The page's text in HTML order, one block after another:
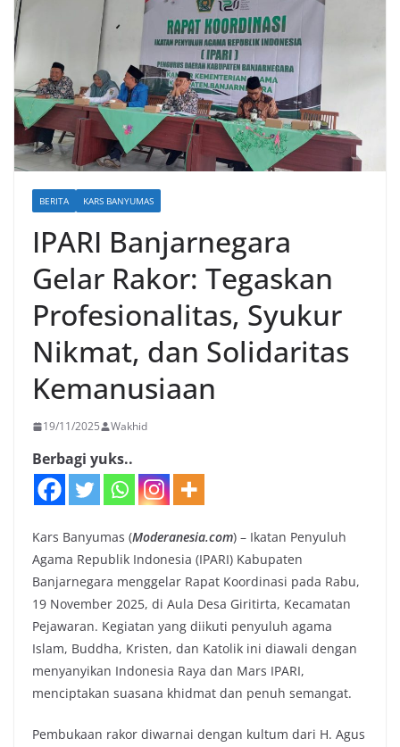
BERITA KARS BANYUMAS
IPARI Banjarnegara
Gelar Rakor: Tegaskan
Profesionalitas, Syukur
Nikmat, dan Solidaritas
Kemanusiaan
19/11/2025 Wakhid
Berbagi yuks..
Kars Banyumas (Moderanesia.com) – Ikatan Penyuluh
Agama Republik Indonesia (IPARI) Kabupaten
Banjarnegara menggelar Rapat Koordinasi pada Rabu,
19 November 2025, di Aula Desa Giritirta, Kecamatan
Pejawaran. Kegiatan yang diikuti penyuluh agama
Islam, Buddha, Kristen, dan Katolik ini diawali dengan
menyanyikan Indonesia Raya dan Mars IPARI,
menciptakan suasana khidmat dan penuh semangat.
Pembukaan rakor diwarnai dengan kultum dari H. Agus